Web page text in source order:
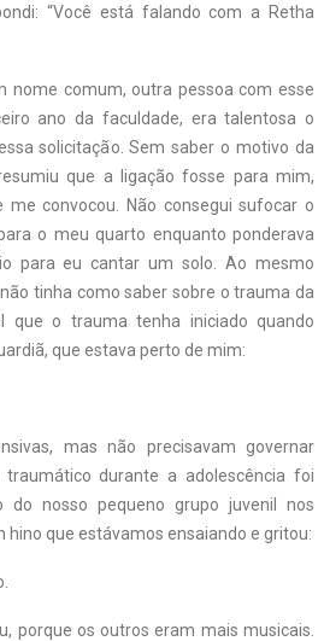
“Você está falando com a Retha
nome comum, outra pessoa com esse
ano da faculdade, era talentosa o
solicitação. Sem saber o motivo da
que a ligação fosse para mim,
me convocou. Não consegui sufocar o
o meu quarto enquanto ponderava
para eu cantar um solo. Ao mesmo
tinha como saber sobre o trauma da
que o trauma tenha iniciado quando
que estava perto de mim:
mas não precisavam governar
durante a adolescência foi
nosso pequeno grupo juvenil nos
que estávamos ensaiando e gritou:
porque os outros eram mais musicais.